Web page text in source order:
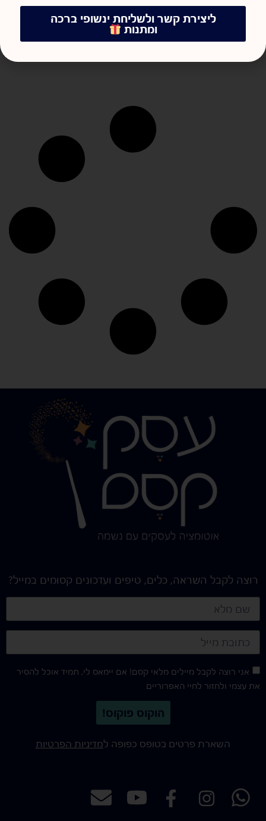
רוצה לקבל השראה, כלים, טיפים ועדכונים קסומים במייל?
אני רוצה לקבל מיילים מלאי קסם! אם יימאס לי, תמיד אוכל להסיר
את עצמי ולחזור לחיי האפרוריים
הוקוס פוקוס!
השארת פרטים בטופס כפופה למדיניות הפרטיות
ליצירת קשר ולשליחת ינשופי ברכה
ומתנות